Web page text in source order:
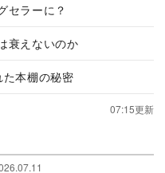
セラーに？
衰えないのか
本棚の秘密
07:15更新